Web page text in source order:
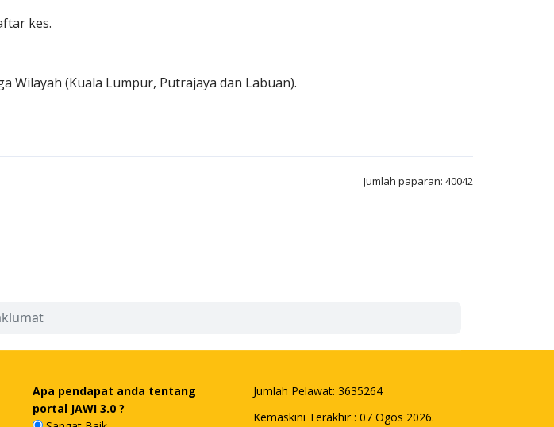
kes.
Wilayah (Kuala Lumpur, Putrajaya dan Labuan).
Jumlah paparan: 40042
Apa pendapat anda tentang
portal JAWI 3.0 ?
Jumlah Pelawat: 3635264
Kemaskini Terakhir : 07 Ogos 2026.